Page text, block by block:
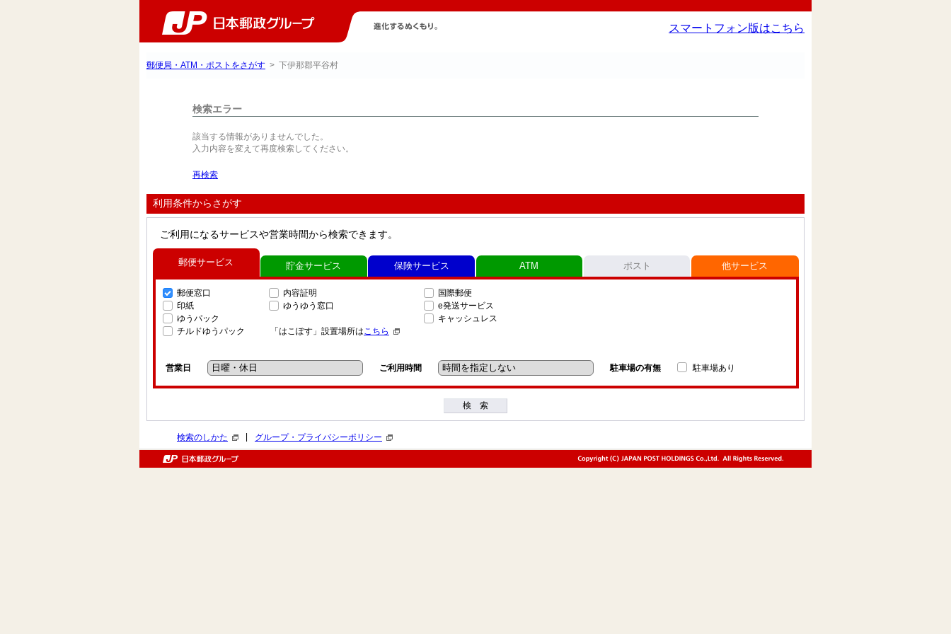
スマートフォン版はこちら
郵便局・ATM・ポストをさがす > 下伊那郡平谷村
検索エラー
該当する情報がありませんでした。
入力内容を変えて再度検索してください。
再検索
利用条件からさがす
ご利用になるサービスや営業時間から検索できます。
郵便サービス
郵便窓口
印紙
ゆうパック
チルドゆうパック
内容証明
ゆうゆう窓口
「はこぽす」設置場所はこちら
国際郵便
e発送サービス
キャッシュレス
営業日 ご利用時間 駐車場の有無 駐車場あり
貯金サービス 保険サービス ATM ポスト 他サービス
検 索
検索のしかた グループ・プライバシーポリシー